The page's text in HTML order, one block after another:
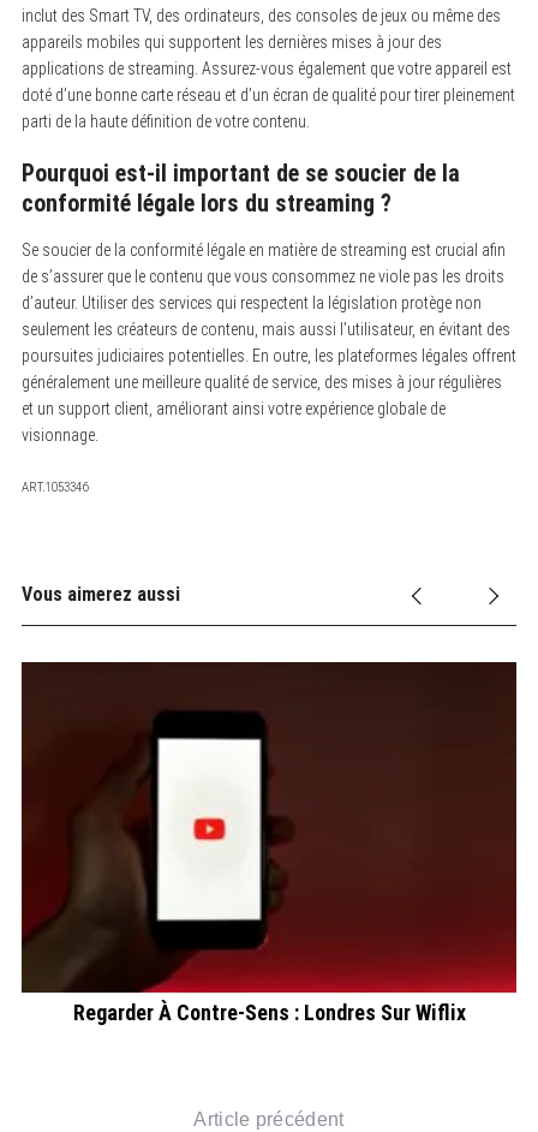
inclut des Smart TV, des ordinateurs, des consoles de jeux ou même des
appareils mobiles qui supportent les dernières mises à jour des
applications de streaming. Assurez-vous également que votre appareil est
doté d’une bonne carte réseau et d’un écran de qualité pour tirer pleinement
parti de la haute définition de votre contenu.
Pourquoi est-il important de se soucier de la
conformité légale lors du streaming ?
Se soucier de la conformité légale en matière de streaming est crucial afin
de s’assurer que le contenu que vous consommez ne viole pas les droits
d’auteur. Utiliser des services qui respectent la législation protège non
seulement les créateurs de contenu, mais aussi l’utilisateur, en évitant des
poursuites judiciaires potentielles. En outre, les plateformes légales offrent
généralement une meilleure qualité de service, des mises à jour régulières
et un support client, améliorant ainsi votre expérience globale de
visionnage.
ART.1053346
Vous aimerez aussi
Regarder À Contre-Sens : Londres Sur Wiflix
Article précédent